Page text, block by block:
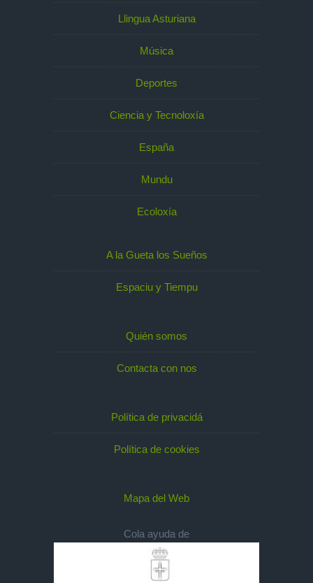
Llingua Asturiana
Música
Deportes
Ciencia y Tecnoloxía
España
Mundu
Ecoloxía
A la Gueta los Sueños
Espaciu y Tiempu
Quién somos
Contacta con nos
Política de privacidá
Política de cookies
Mapa del Web
Cola ayuda de